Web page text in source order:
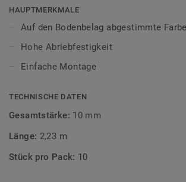
HAUPTMERKMALE
Auf den Bodenbelag abgestimmte
Hohe Abriebfestigkeit
Einfache Montage
TECHNISCHE DATEN
Gesamtstärke: 10 mm
Länge: 2,23 m
Stück pro Pack: 10